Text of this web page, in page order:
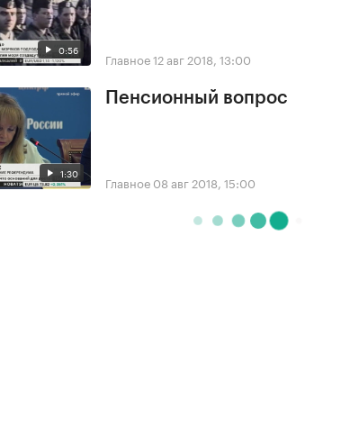
0:56 Главное12 авг 2018, 13:00
1:30
Пенсионный вопрос
Главное 08 авг 2018, 15:00